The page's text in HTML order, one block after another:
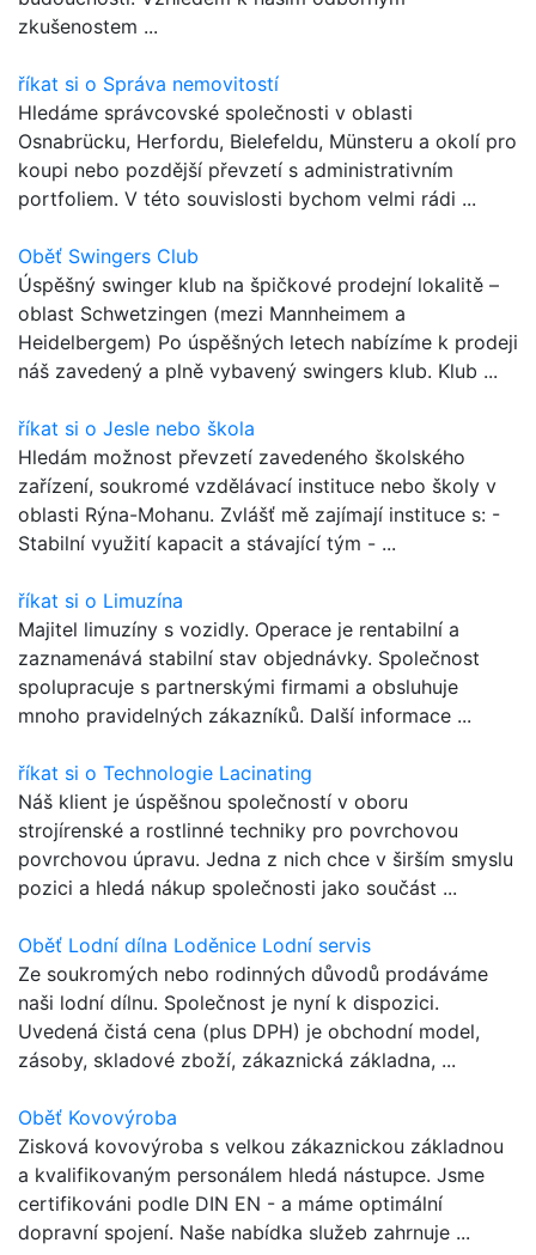
zkušenostem ...
říkat si o Správa nemovitostí
Hledáme správcovské společnosti v oblasti
Osnabrücku, Herfordu, Bielefeldu, Münsteru a okolí pro
koupi nebo pozdější převzetí s administrativním
portfoliem. V této souvislosti bychom velmi rádi ...
Oběť Swingers Club
Úspěšný swinger klub na špičkové prodejní lokalitě –
oblast Schwetzingen (mezi Mannheimem a
Heidelbergem) Po úspěšných letech nabízíme k prodeji
náš zavedený a plně vybavený swingers klub. Klub ...
říkat si o Jesle nebo škola
Hledám možnost převzetí zavedeného školského
zařízení, soukromé vzdělávací instituce nebo školy v
oblasti Rýna-Mohanu. Zvlášť mě zajímají instituce s: -
Stabilní využití kapacit a stávající tým - ...
říkat si o Limuzína
Majitel limuzíny s vozidly. Operace je rentabilní a
zaznamenává stabilní stav objednávky. Společnost
spolupracuje s partnerskými firmami a obsluhuje
mnoho pravidelných zákazníků. Další informace ...
říkat si o Technologie Lacinating
Náš klient je úspěšnou společností v oboru
strojírenské a rostlinné techniky pro povrchovou
povrchovou úpravu. Jedna z nich chce v širším smyslu
pozici a hledá nákup společnosti jako součást ...
Oběť Lodní dílna Loděnice Lodní servis
Ze soukromých nebo rodinných důvodů prodáváme
naši lodní dílnu. Společnost je nyní k dispozici.
Uvedená čistá cena (plus DPH) je obchodní model,
zásoby, skladové zboží, zákaznická základna, ...
Oběť Kovovýroba
Zisková kovovýroba s velkou zákaznickou základnou
a kvalifikovaným personálem hledá nástupce. Jsme
certifikováni podle DIN EN - a máme optimální
dopravní spojení. Naše nabídka služeb zahrnuje ...